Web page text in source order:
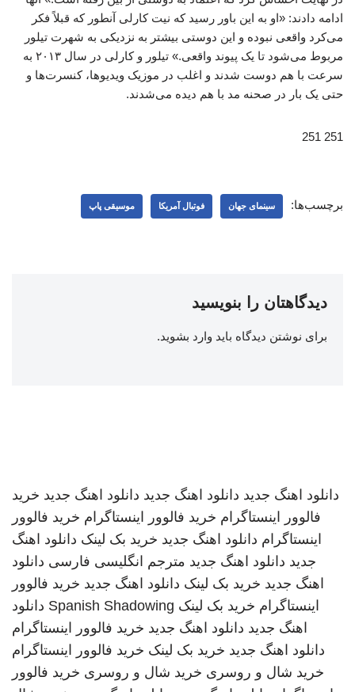
ادامه دادند: «او به این باور رسید که نیت کارلی آنطور که قبلاً فکر
می‌کرد واقعی نبوده و این دوستی بیشتر به نزدیکی به شهرت تیلور
مربوط می‌شود تا یک پیوند واقعی.» تیلور و کارلی در سال ۲۰۱۳ به
سرعت با هم دوست شدند و اغلب در موزیک ویدیوها، کنسرت‌ها و
حتی یک بار در صحنه مد با هم دیده می‌شدند.
251 251
برچسب‌ها: سینمای جهان فوتبال آمریکا موسیقی پاپ
دیدگاهتان را بنویسید
برای نوشتن دیدگاه باید وارد بشوید.
دانلود اهنگ جدید دانلود اهنگ جدید دانلود اهنگ جدید خرید
فالوور اینستاگرام خرید فالوور اینستاگرام خرید فالوور
اینستاگرام دانلود اهنگ جدید خرید بک لینک دانلود اهنگ
جدید دانلود اهنگ جدید مترجم انگلیسی فارسی دانلود
اهنگ جدید خرید بک لینک دانلود اهنگ جدید خرید فالوور
اینستاگرام خرید بک لینک Spanish Shadowing دانلود
اهنگ جدید دانلود اهنگ جدید خرید فالوور اینستاگرام
دانلود اهنگ جدید خرید بک لینک خرید فالوور اینستاگرام
خرید شال و روسری خرید شال و روسری خرید فالوور